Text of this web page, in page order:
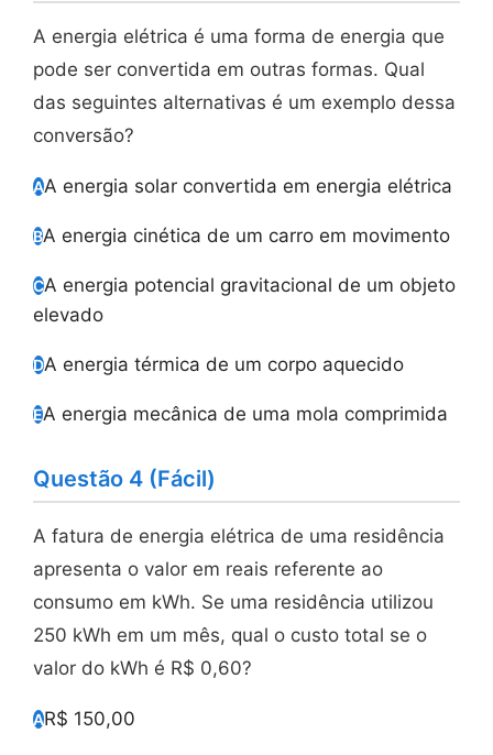
A energia elétrica é uma forma de energia que
pode ser convertida em outras formas. Qual
das seguintes alternativas é um exemplo dessa
conversão?
AA energia solar convertida em energia elétrica
BA energia cinética de um carro em movimento
CA energia potencial gravitacional de um objeto
elevado
DA energia térmica de um corpo aquecido
EA energia mecânica de uma mola comprimida
Questão 4 (Fácil)
A fatura de energia elétrica de uma residência
apresenta o valor em reais referente ao
consumo em kWh. Se uma residência utilizou
250 kWh em um mês, qual o custo total se o
valor do kWh é R$ 0,60?
AR$ 150,00